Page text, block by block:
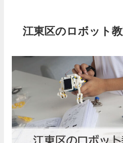
江東区のロボット